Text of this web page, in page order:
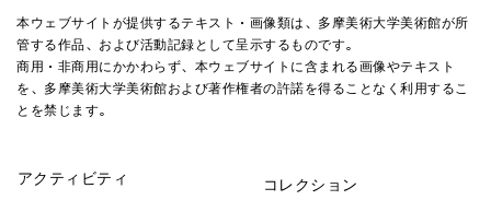
本ウェブサイトが提供するテキスト・画像類は、多摩美術大学美術館が所
管する作品、および活動記録として呈示するものです。
商用・非商用にかかわらず、本ウェブサイトに含まれる画像やテキスト
を、多摩美術大学美術館および著作権者の許諾を得ることなく利用するこ
とを禁じます。
アクティビティ
コレクション